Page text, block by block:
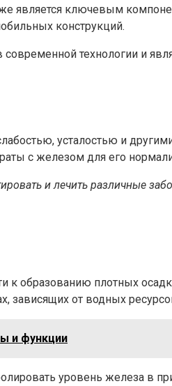
является ключевым
конструкций.
технологии и
усталостью и
с железом для его
и лечить различные
образованию плотных
зависящих от водных
и функции
уровень железа в